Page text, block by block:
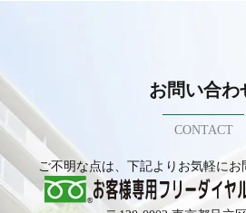
お問い合わ
CONTACT
ご不明な点は、下記よりお気軽にお